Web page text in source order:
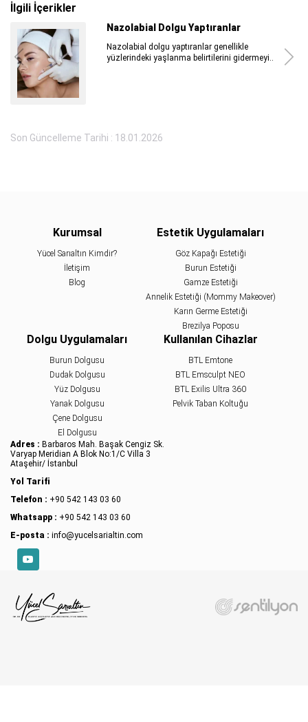
İlgili İçerikler
Plastik Cerrahi Ben Aldırma Sonrası
Plastik cerrahi ben aldırma sonrası hem
benlerin değerlendirilmesi...
Son Güncelleme Tarihi : 18.01.2026
Kurumsal
Yücel Sarıaltın Kimdir?
İletişim
Blog
Estetik Uygulamaları
Göz Kapağı Estetiği
Burun Estetiği
Gamze Estetiği
Annelik Estetiği (Mommy Makeover)
Karın Germe Estetiği
Brezilya Poposu
Dolgu Uygulamaları
Burun Dolgusu
Dudak Dolgusu
Yüz Dolgusu
Yanak Dolgusu
Çene Dolgusu
El Dolgusu
Kullanılan Cihazlar
BTL Emtone
BTL Emsculpt NEO
BTL Exilis Ultra 360
Pelvik Taban Koltuğu
Adres : Barbaros Mah. Başak Cengiz Sk.
Varyap Meridian A Blok No:1/C Villa 3
Ataşehir/ İstanbul
Yol Tarifi
Telefon : +90 542 143 03 60
Whatsapp : +90 542 143 03 60
E-posta : info@yucelsarialtin.com
YouTube